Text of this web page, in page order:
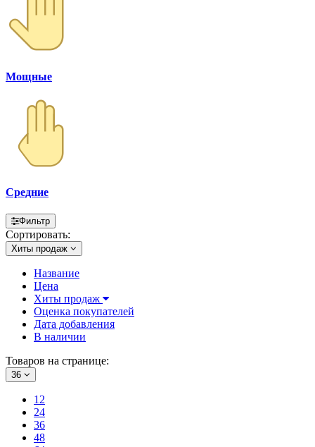
Мощные
Средние
Фильтр
Сортировать:
Хиты продаж
Название
Цена
Хиты продаж
Оценка покупателей
Дата добавления
В наличии
Товаров на странице:
36
12
24
36
48